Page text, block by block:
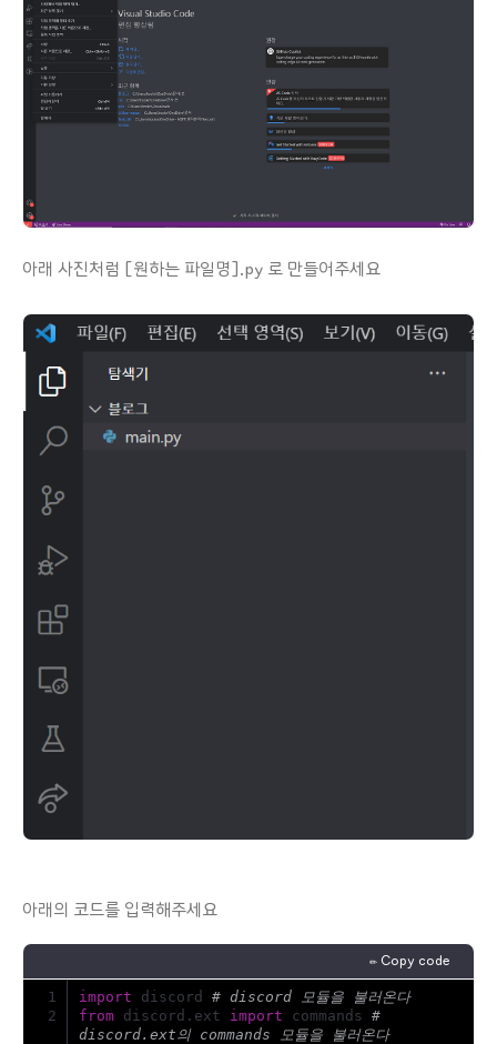
아래 사진처럼 [원하는 파일명].py 로 만들어주세요
아래의 코드를 입력해주세요
import discord # discord 모듈을 불러온다
from discord.ext import commands #
discord.ext의 commands 모듈을 불러온다
✏️ Copy code